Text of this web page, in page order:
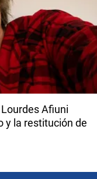
Afiuni
y la restitución de